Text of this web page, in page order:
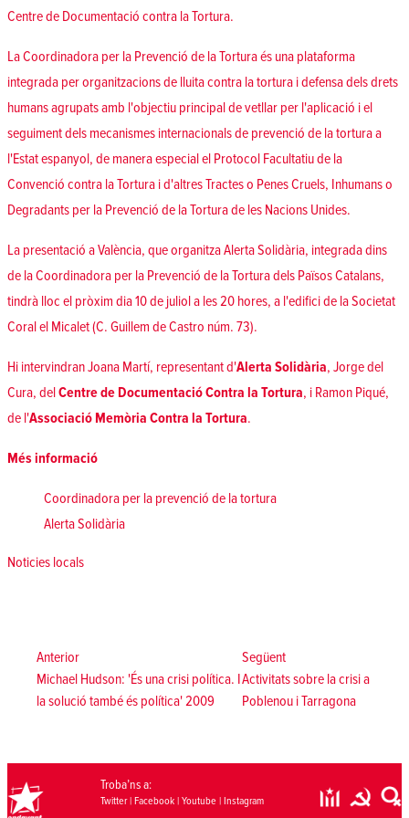
Centre de Documentació contra la Tortura.
La Coordinadora per la Prevenció de la Tortura és una plataforma
integrada per organitzacions de lluita contra la tortura i defensa dels drets
humans agrupats amb l'objectiu principal de vetllar per l'aplicació i el
seguiment dels mecanismes internacionals de prevenció de la tortura a
l'Estat espanyol, de manera especial el Protocol Facultatiu de la
Convenció contra la Tortura i d'altres Tractes o Penes Cruels, Inhumans o
Degradants per la Prevenció de la Tortura de les Nacions Unides.
La presentació a València, que organitza Alerta Solidària, integrada dins
de la Coordinadora per la Prevenció de la Tortura dels Països Catalans,
tindrà lloc el pròxim dia 10 de juliol a les 20 hores, a l'edifici de la Societat
Coral el Micalet (C. Guillem de Castro núm. 73).
Hi intervindran Joana Martí, representant d'Alerta Solidària, Jorge del
Cura, delCentre de Documentació Contra la Tortura, i Ramon Piqué,
de l'Associació Memòria Contra la Tortura.
Més informació
Coordinadora per la prevenció de la tortura
Alerta Solidària
Posted in
Noticies locals
d'entradesAnteriorAnterior:
Michael Hudson: 'És una crisi política. I
la solució també és política' 2009
SegüentSegüent:
Activitats sobre la crisi a
Poblenou i Tarragona
Troba’ns a:
Twitter| Facebook| Youtube| Instagram